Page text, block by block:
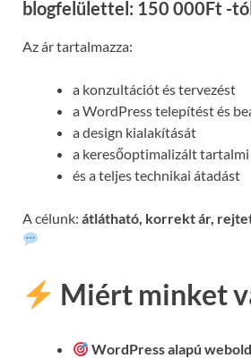
blogfelülettel: 150 000Ft -
Az ár tartalmazza:
a konzultációt és tervezést
a WordPress telepítést és
a design kialakítását
a keresőoptimalizált
és a teljes technikai átadást
A célunk: átlátható, korrekt ár,
Miért minket
WordPress alapú